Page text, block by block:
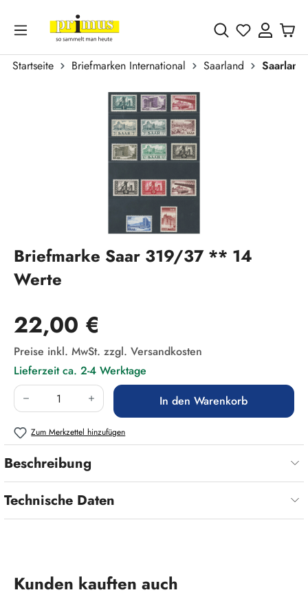
Zum Hauptinhalt springen
Du hast 0
Startseite Briefmarken International Saarland
Bildergalerie überspringen
Briefmarke Saar 319/37 ** 14
Werte
Regulärer Preis:
22,00 €
Preise inkl. MwSt. zzgl. Versandkosten
Lieferzeit ca. 2-4 Werktage
Produkt Anzahl: Gib den gewünschten Wert
In den Warenkorb
Zum Merkzettel hinzufügen
Beschreibung
Technische Daten
Produktgalerie überspringen
Kunden kauften auch